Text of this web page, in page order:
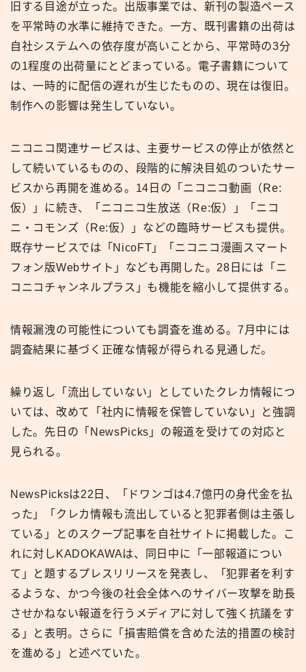
旧する目途が立った。出版事業では、新刊の製造ペース
を平常時の水準に維持できた。一方、既刊書籍の出荷は
自社システムへの依存度が高いことから、平常時の3分
の1程度の出荷量にとどまっている。電子書籍について
は、一時的に配信の遅れが生じたものの、現在は復旧。
制作への影響は発生していない。
ニコニコ関連サービスは、主要サービスの停止が依然と
して続いているものの、段階的に解決目処のついたサー
ビスから再開を進める。14日の「ニコニコ動画（Re:
仮）」に続き、「ニコニコ生放送（Re:仮）」「ニコ
ニ・コモンズ（Re:仮）」などの臨時サービスも提供。
既存サービスでは「NicoFT」「ニコニコ漫画スマート
フォン版Webサイト」なども再開した。28日には「ニ
コニコチャンネルプラス」も機能を縮小して提供する。
情報漏洩の可能性についても調査を進める。7月中には
調査結果に基づく正確な情報が得られる見通しだ。
繰り返し「流出していない」としていたクレカ情報につ
いては、改めて「社内に情報を保管していない」と強調
した。先日の「NewsPicks」の報道を受けての対応と
見られる。
NewsPicksは22日、「ドワンゴは4.7億円の身代金を払
った」「クレカ情報も流出していると犯罪者側は主張し
ている」とのスクープ記事を自社サイトに掲載した。こ
れに対しKADOKAWAは、同日中に「一部報道につい
て」と題するプレスリリースを発表し、「犯罪者を利す
るような、かつ今後の社会全体へのサイバー攻撃を助長
させかねない報道を行うメディアに対して強く抗議をす
る」と表明。さらに「損害賠償を含めた法的措置の検討
を進める」と述べていた。